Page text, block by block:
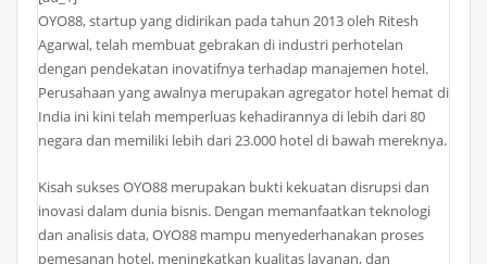
OYO88, startup yang didirikan pada tahun 2013 oleh Ritesh
Agarwal, telah membuat gebrakan di industri perhotelan
dengan pendekatan inovatifnya terhadap manajemen hotel.
Perusahaan yang awalnya merupakan agregator hotel hemat di
India ini kini telah memperluas kehadirannya di lebih dari 80
negara dan memiliki lebih dari 23.000 hotel di bawah mereknya.
Kisah sukses OYO88 merupakan bukti kekuatan disrupsi dan
inovasi dalam dunia bisnis. Dengan memanfaatkan teknologi
dan analisis data, OYO88 mampu menyederhanakan proses
pemesanan hotel, meningkatkan kualitas layanan, dan